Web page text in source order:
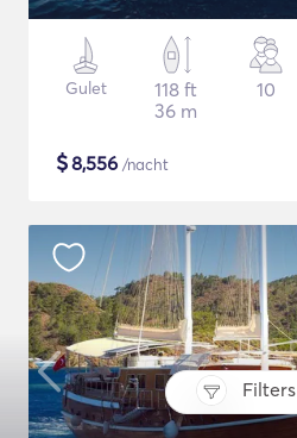
Filters
Gulet
118 ft
36 m
10
$8,556 /nacht